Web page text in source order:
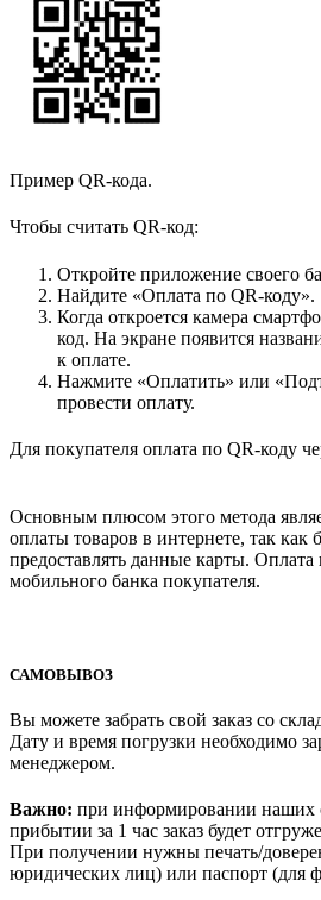
Пример QR-кода.
Чтобы считать QR-код:
Откройте приложение своего
Найдите «Оплата по QR-коду».
Когда откроется камера
код. На экране появится
к оплате.
Нажмите «Оплатить» или
провести оплату.
Для покупателя оплата по QR-коду
Основным плюсом этого метода
оплаты товаров в интернете, так как
предоставлять данные карты. Оплата
мобильного банка покупателя.
САМОВЫВОЗ
Вы можете забрать свой заказ со
Дату и время погрузки необходимо
менеджером.
Важно: при информировании наших
прибытии за 1 час заказ будет
При получении нужны печать/
юридических лиц) или паспорт (для